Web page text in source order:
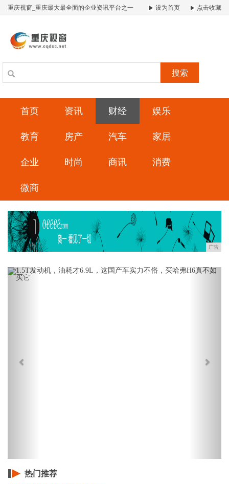
重庆视窗_重庆最大最全面的企业资讯平台之一 设为首页 点击收藏
搜索
首页 资讯 财经 娱乐
教育 房产 汽车 家居
企业 时尚 商讯 消费
微商
广告
Previous Next
热门推荐